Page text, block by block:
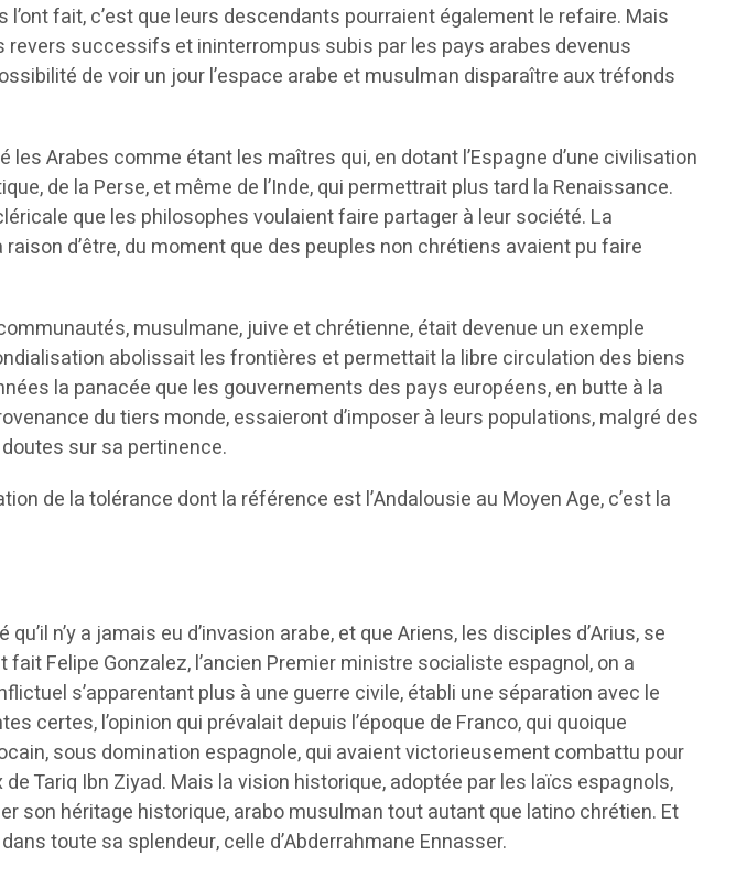
fait, c’est que leurs descendants pourraient également le refaire. Mais
revers successifs et ininterrompus subis par les pays arabes devenus
de voir un jour l’espace arabe et musulman disparaître aux tréfonds
Arabes comme étant les maîtres qui, en dotant l’Espagne d’une civilisation
de la Perse, et même de l’Inde, qui permettrait plus tard la Renaissance.
que les philosophes voulaient faire partager à leur société. La
d’être, du moment que des peuples non chrétiens avaient pu faire
musulmane, juive et chrétienne, était devenue un exemple
abolissait les frontières et permettait la libre circulation des biens
la panacée que les gouvernements des pays européens, en butte à la
du tiers monde, essaieront d’imposer à leurs populations, malgré des
sur sa pertinence.
de la tolérance dont la référence est l’Andalousie au Moyen Age, c’est la
n’y a jamais eu d’invasion arabe, et que Ariens, les disciples d’Arius, se
Felipe Gonzalez, l’ancien Premier ministre socialiste espagnol, on a
s’apparentant plus à une guerre civile, établi une séparation avec le
certes, l’opinion qui prévalait depuis l’époque de Franco, qui quoique
sous domination espagnole, qui avaient victorieusement combattu pour
Tariq Ibn Ziyad. Mais la vision historique, adoptée par les laïcs espagnols,
son héritage historique, arabo musulman tout autant que latino chrétien. Et
toute sa splendeur, celle d’Abderrahmane Ennasser.